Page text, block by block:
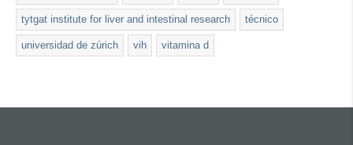
tytgat institute for liver and intestinal research técnico
universidad de zúrich vih vitamina d